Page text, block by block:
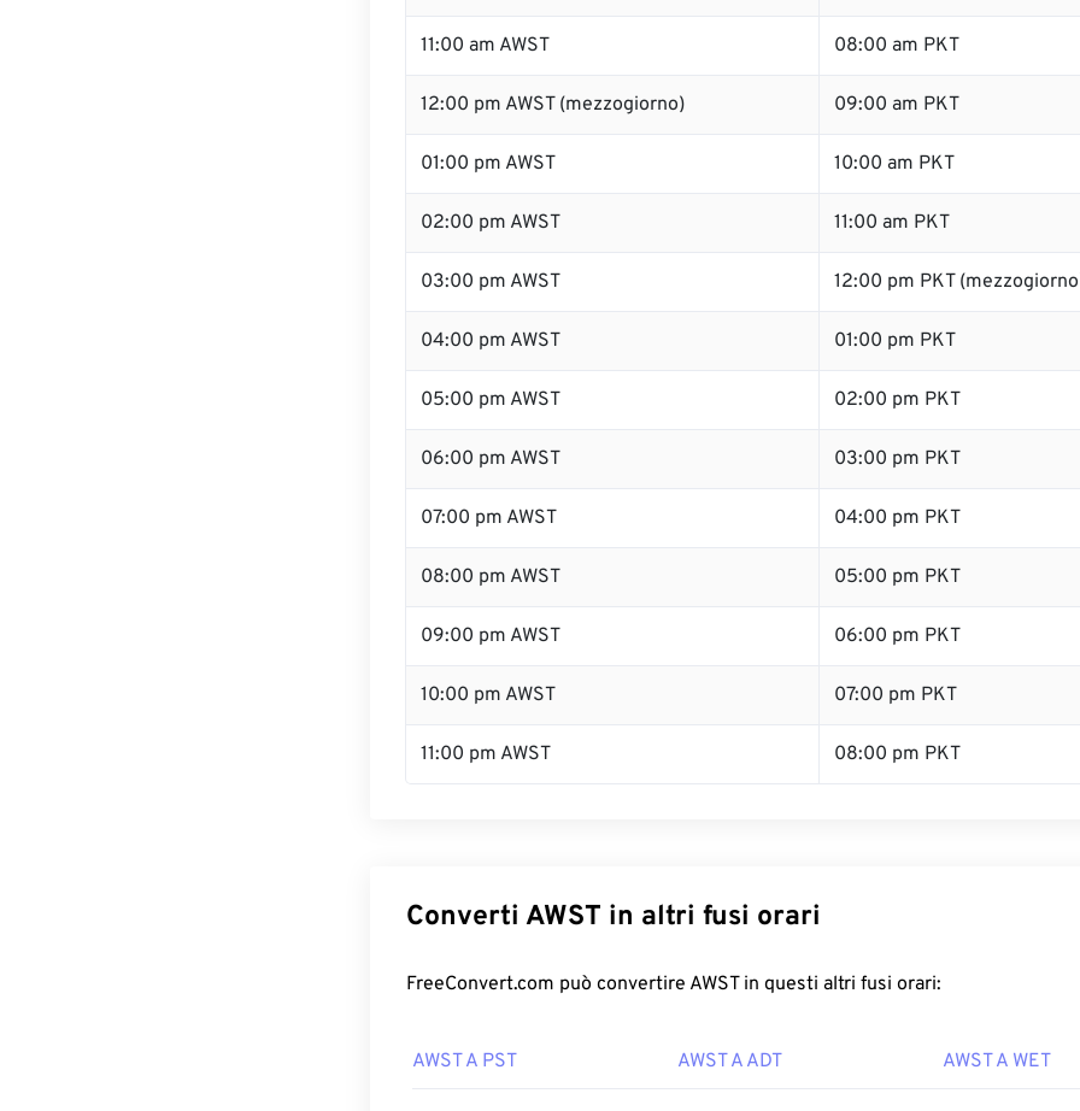
11:00 am AWST 08:00 am PKT
12:00 pm AWST (mezzogiorno) 09:00 am PKT
01:00 pm AWST 10:00 am PKT
02:00 pm AWST 11:00 am PKT
03:00 pm AWST 12:00 pm PKT
04:00 pm AWST 01:00 pm PKT
05:00 pm AWST 02:00 pm PKT
06:00 pm AWST 03:00 pm PKT
07:00 pm AWST 04:00 pm PKT
08:00 pm AWST 05:00 pm PKT
09:00 pm AWST 06:00 pm PKT
10:00 pm AWST 07:00 pm PKT
11:00 pm AWST 08:00 pm PKT
Converti AWST in altri fusi orari
FreeConvert.com può convertire AWST in questi altri fusi orari:
AWST A PST AWST A ADT AWST A WET